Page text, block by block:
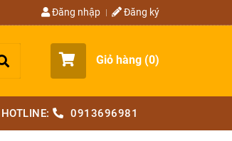
Đăng nhập Đăng ký
Giỏ hàng (0)
HOTLINE: 0913696981